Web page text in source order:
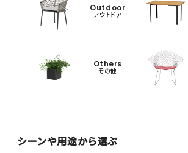
Outdoor
アウトドア
Others
その他
シーンや用途から選ぶ